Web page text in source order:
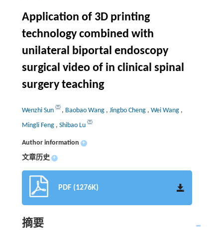
Application of 3D printing
technology combined with
unilateral biportal endoscopy
surgical video of in clinical spinal
surgery teaching
Wenzhi Sun , Baobao Wang , Jingbo Cheng , Wei Wang ,
Mingli Feng , Shibao Lu
Author information +
文章历史 +
PDF (1276K)
摘要